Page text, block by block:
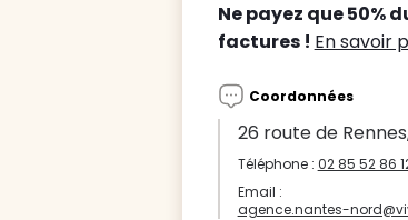
la garde de votre enfant
parent, nos intervenants à
Trouver mon agence
Ne payez que 50%
factures ! En savoir
Coordonnées
26 route de
Téléphone : 02 85 52 86
Email :
agence.nantes-